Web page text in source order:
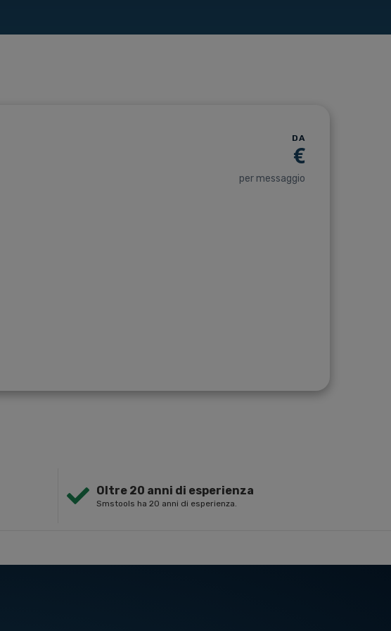
DA
€
per messaggio
Oltre 20 anni di esperienza
Smstools ha 20 anni di esperienza.